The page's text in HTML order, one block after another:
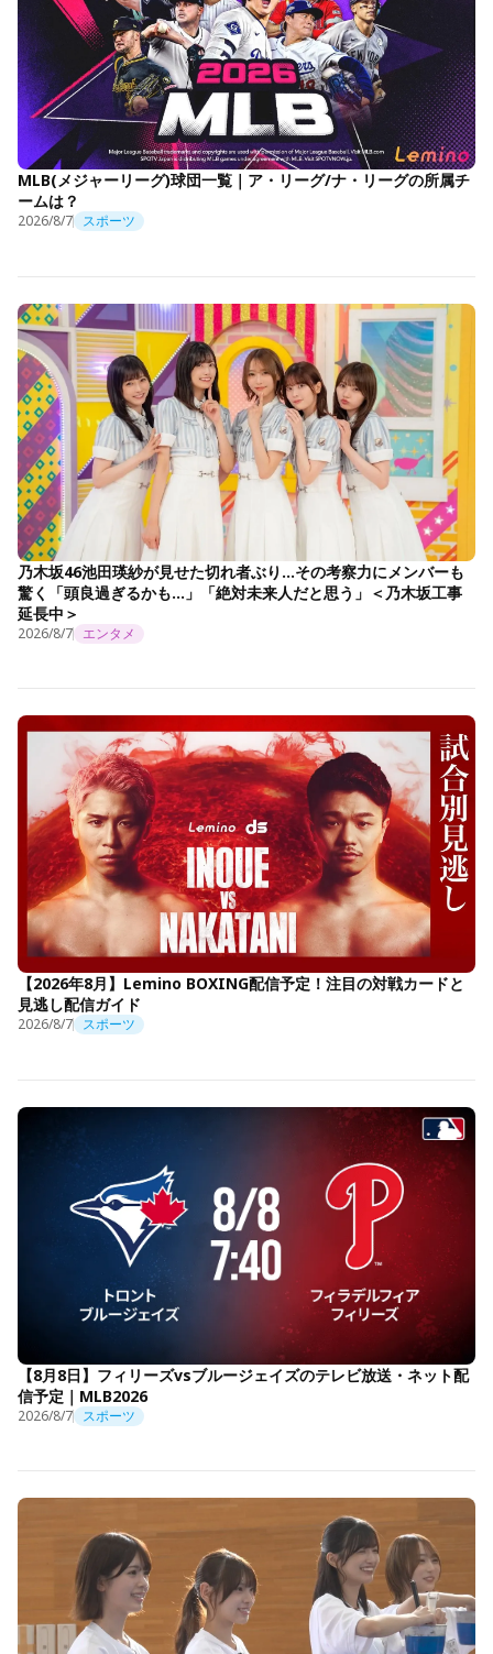
MLB(メジャーリーグ)球団一覧｜ア・リーグ/ナ・リーグの所属チ
ームは？
2026/8/7 スポーツ
乃木坂46池田瑛紗が見せた切れ者ぶり…その考察力にメンバーも
驚く「頭良過ぎるかも…」「絶対未来人だと思う」＜乃木坂工事
延長中＞
2026/8/7 エンタメ
【2026年8月】Lemino BOXING配信予定！注目の対戦カードと
見逃し配信ガイド
2026/8/7 スポーツ
【8月8日】フィリーズvsブルージェイズのテレビ放送・ネット配
信予定｜MLB2026
2026/8/7 スポーツ